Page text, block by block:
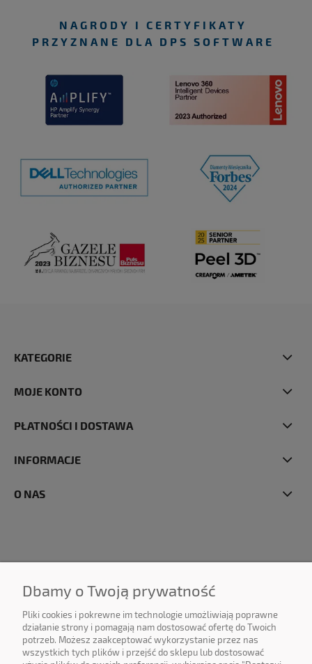
NAGRODY I CERTYFIKATY
PRZYZNANE DLA DPS SOFTWARE
KATEGORIE
MOJE KONTO
PŁATNOŚCI I DOSTAWA
INFORMACJE
O NAS
©2025 DPS Software Sp. z o.o. Wszelkie prawa zastrzeżone. All
rights reserved.
Dbamy o Twoją prywatność
Pliki cookies i pokrewne im technologie umożliwiają poprawne
działanie strony i pomagają nam dostosować ofertę do Twoich
potrzeb. Możesz zaakceptować wykorzystanie przez nas
wszystkich tych plików i przejść do sklepu lub dostosować